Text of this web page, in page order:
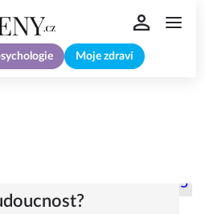
Moje zdraví